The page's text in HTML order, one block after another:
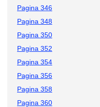
Pagina 346
Pagina 348
Pagina 350
Pagina 352
Pagina 354
Pagina 356
Pagina 358
Pagina 360